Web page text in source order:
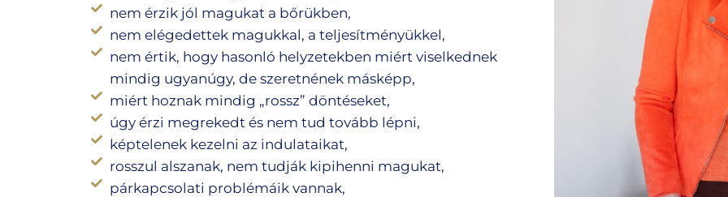
nem érzik jól magukat a bőrükben,
nem elégedettek magukkal, a teljesítményükkel,
nem értik, hogy hasonló helyzetekben miért viselkednek
mindig ugyanúgy, de szeretnének másképp,
miért hoznak mindig „rossz” döntéseket,
úgy érzi megrekedt és nem tud tovább lépni,
képtelenek kezelni az indulataikat,
rosszul alszanak, nem tudják kipihenni magukat,
párkapcsolati problémáik vannak,